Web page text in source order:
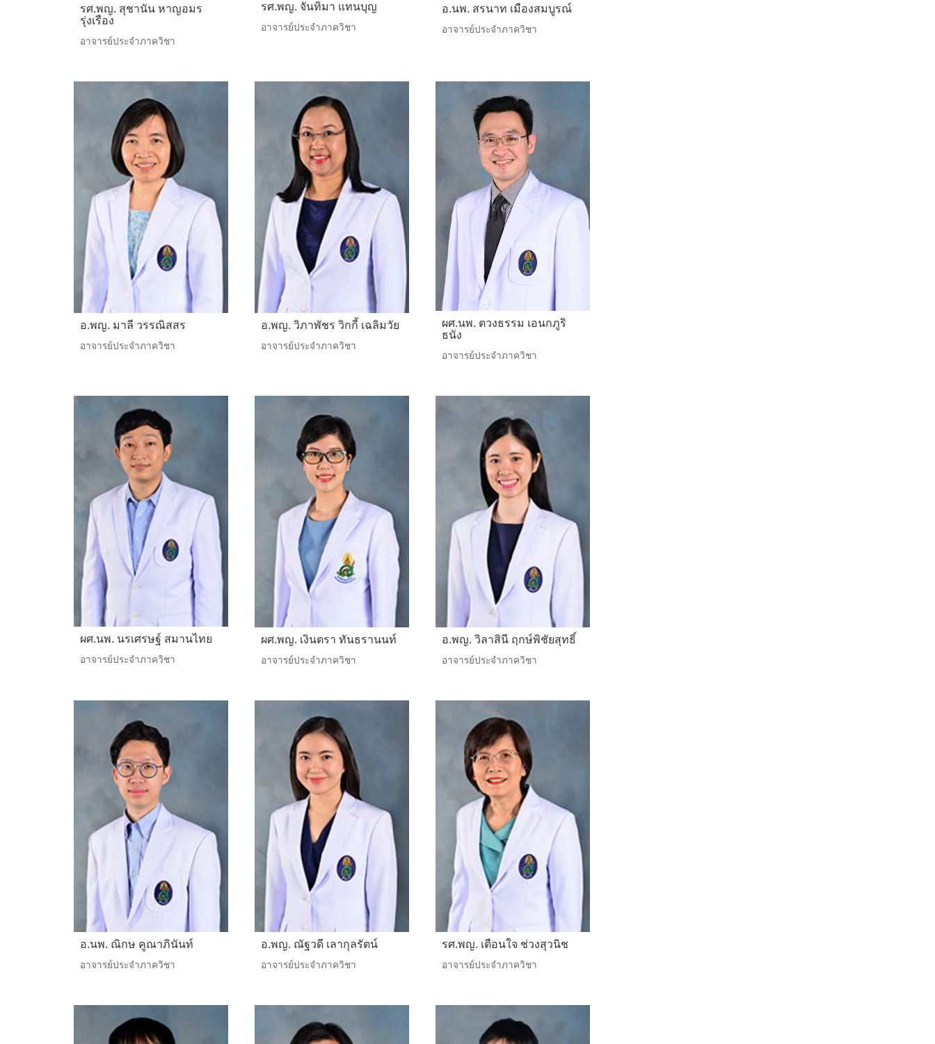
รศ.พญ. สุชานัน หาญอมร
รุ่งเรือง
อาจารย์ประจำภาควิชา
รศ.พญ. จันทิมา แทนบุญ
อาจารย์ประจำภาควิชา
อ.นพ. สรนาท เมืองสมบูรณ์
อาจารย์ประจำภาควิชา
อ.พญ. มาลี วรรณิสสร
อาจารย์ประจำภาควิชา
อ.พญ. วิภาพัชร วิกกี้ เฉลิมวัย
อาจารย์ประจำภาควิชา
ผศ.นพ. ตวงธรรม เอนกภูริ
ธนัง
อาจารย์ประจำภาควิชา
ผศ.นพ. นรเศรษฐ์ สมานไทย
อาจารย์ประจำภาควิชา
ผศ.พญ. เงินตรา ทันธรานนท์
อาจารย์ประจำภาควิชา
อ.พญ. วิลาสินี ฤกษ์พิชัยสุทธิ์
อาจารย์ประจำภาควิชา
อ.นพ. ณิกษ คูณาภินันท์
อาจารย์ประจำภาควิชา
อ.พญ. ณัฐวดี เลากุลรัตน์
อาจารย์ประจำภาควิชา
รศ.พญ. เตือนใจ ช่วงสุวนิช
อาจารย์ประจำภาควิชา